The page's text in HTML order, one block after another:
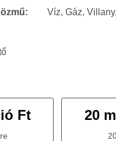
Víz, Gáz,
Ft 20